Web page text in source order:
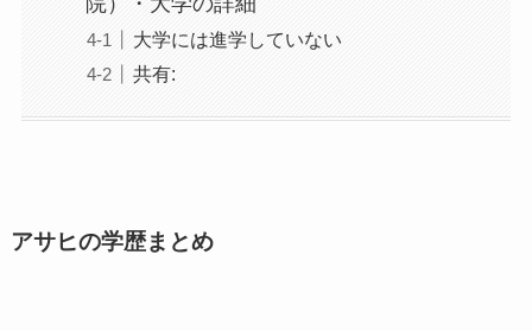
大学には進学していない
共有:
アサヒの学歴まとめ